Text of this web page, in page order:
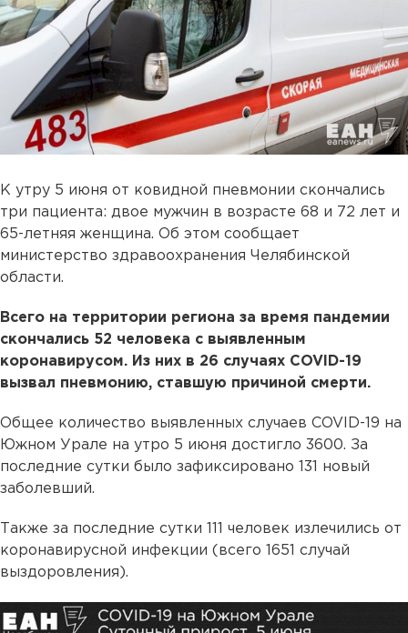
К утру 5 июня от ковидной пневмонии скончались
три пациента: двое мужчин в возрасте 68 и 72 лет и
65-летняя женщина. Об этом сообщает
министерство здравоохранения Челябинской
области.
Всего на территории региона за время пандемии
скончались 52 человека с выявленным
коронавирусом. Из них в 26 случаях COVID-19
вызвал пневмонию, ставшую причиной смерти.
Общее количество выявленных случаев COVID-19 на
Южном Урале на утро 5 июня достигло 3600. За
последние сутки было зафиксировано 131 новый
заболевший.
Также за последние сутки 111 человек излечились от
коронавирусной инфекции (всего 1651 случай
выздоровления).